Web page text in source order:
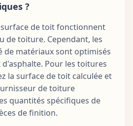
?
surface de toit fonctionnent
de toiture. Cependant, les
de matériaux sont optimisés
Pour les toitures
la surface de toit calculée et
de toiture
quantités spécifiques de
de finition.